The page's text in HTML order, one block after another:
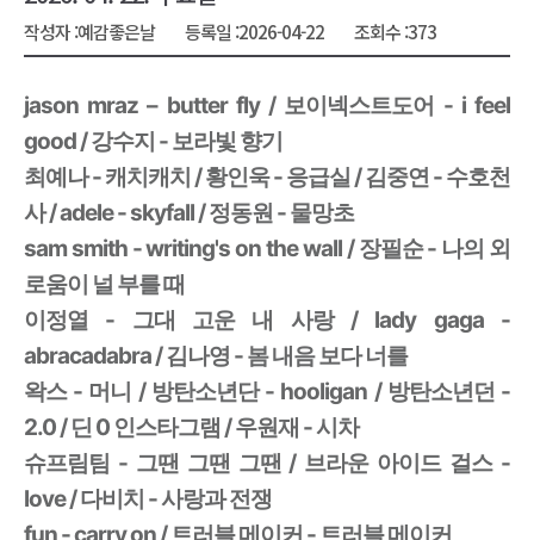
작성자 :예감좋은날 등록일 :2026-04-22 조회수 :373
jason mraz – butter fly / 보이넥스트도어 - i feel
good / 강수지 - 보라빛 향기
최예나 - 캐치캐치 / 황인욱 - 응급실 / 김중연 - 수호천
사 / adele - skyfall / 정동원 - 물망초
sam smith - writing's on the wall / 장필순 - 나의 외
로움이 널 부를 때
이정열 - 그대 고운 내 사랑 / lady gaga -
abracadabra / 김나영 - 봄 내음 보다 너를
왁스 - 머니 / 방탄소년단 - hooligan / 방탄소년던 -
2.0 / 딘 0 인스타그램 / 우원재 - 시차
슈프림팀 - 그땐 그땐 그땐 / 브라운 아이드 걸스 -
love / 다비치 - 사랑과 전쟁
fun - carry on / 트러블 메이커 - 트러블 메이커